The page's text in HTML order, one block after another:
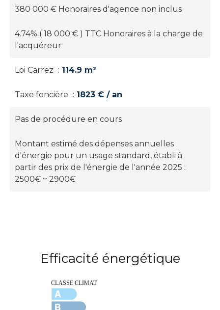
380 000 € Honoraires d'agence non inclus
4.74% ( 18 000 € ) TTC Honoraires à la charge de
l'acquéreur
Loi Carrez 114.9 m²
Taxe foncière 1823 € / an
Pas de procédure en cours
Montant estimé des dépenses annuelles
d'énergie pour un usage standard, établi à
partir des prix de l'énergie de l'année 2025 :
2500€ ~ 2900€
Efficacité énergétique